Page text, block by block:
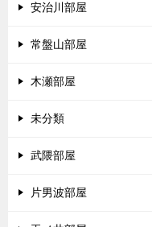
安治川部屋
常盤山部屋
木瀬部屋
未分類
武隈部屋
片男波部屋